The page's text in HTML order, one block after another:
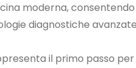
moderna,
diagnostiche
il primo passo